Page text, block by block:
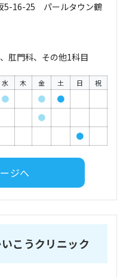
5-16-25 パールタウン鶴
肛門科、その他1科目
水 木 金 土 日 祝
● ●
●
●
●
ジへ
こうクリニック